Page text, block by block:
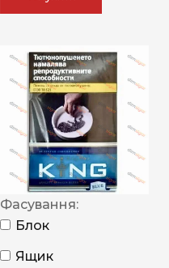
Фасування:
Блок
Ящик